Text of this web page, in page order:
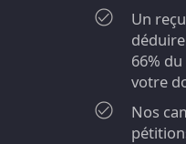
Un
66%
votre
Nos